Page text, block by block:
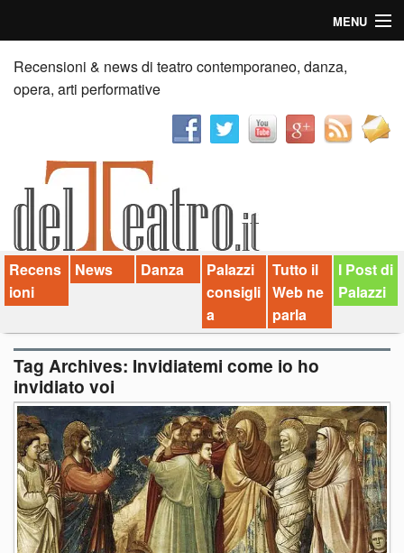
MENU
Home
Recensioni
News
Palazzi consiglia
Video
Chi siamo
Contatti
dT in English
Recensioni & news di teatro contemporaneo, danza,
opera, arti performative
Recens
ioni
News Danza
Palazzi
consigli
a
Tutto il
Web ne
parla
I Post di
Palazzi
Tag Archives: Invidiatemi come io ho
invidiato voi